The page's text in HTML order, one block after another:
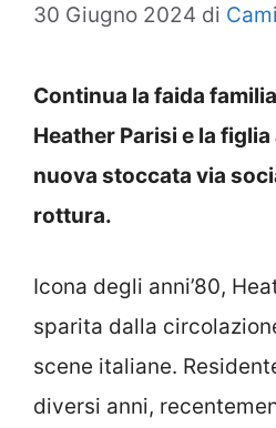
30 Giugno 2024 di
Continua la faida
Heather Parisi e la
nuova stoccata via
rottura.
Icona degli anni’80,
sparita dalla
scene italiane.
diversi anni,